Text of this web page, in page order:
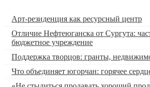
Арт-резиденция как ресурсный центр
Отличие Нефтеюганска от Сургута:
бюджетное учреждение
Поддержка творцов: гранты,
Что объединяет югорчан: горячее